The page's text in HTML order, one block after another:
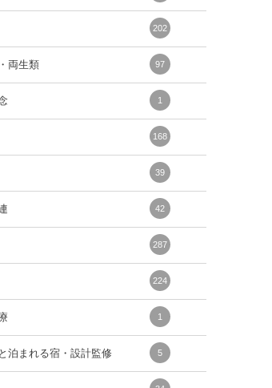
202
両生類 97
1
168
39
42
287
224
1
泊まれる宿・設計監修 5